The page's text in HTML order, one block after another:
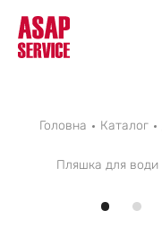
Головна Каталог
Пляшка для